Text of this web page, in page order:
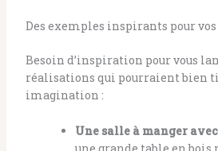
Des exemples inspirants pour
Besoin d’inspiration pour vous
réalisations qui pourraient bien
imagination :
Une salle à manger